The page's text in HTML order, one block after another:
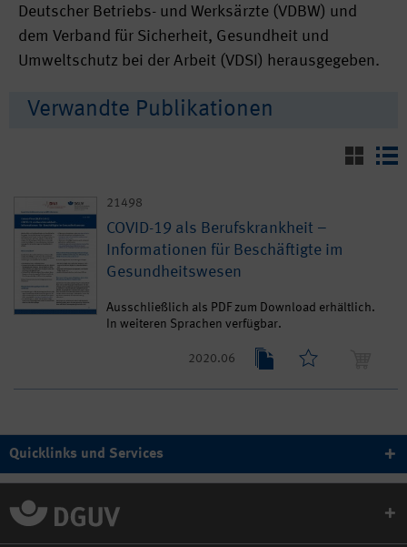
Deutscher Betriebs- und Werksärzte (VDBW) und
dem Verband für Sicherheit, Gesundheit und
Umweltschutz bei der Arbeit (VDSI) herausgegeben.
Verwandte Publikationen
21498
COVID-19 als Berufskrankheit –
Informationen für Beschäftigte im
Gesundheitswesen
Ausschließlich als PDF zum Download erhältlich.
In weiteren Sprachen verfügbar.
2020.06
Quicklinks und Services